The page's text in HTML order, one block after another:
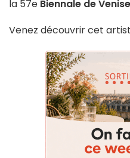
la 57e Biennale de Venise
Venez découvrir cet